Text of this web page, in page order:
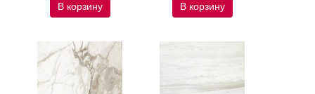
В корзину В корзину